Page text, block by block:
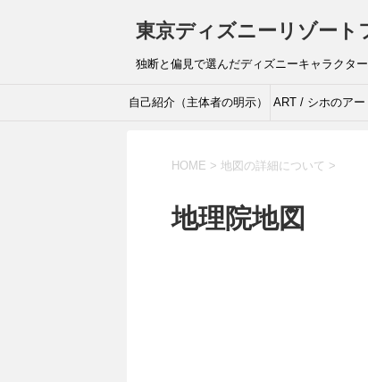
東京ディズニーリゾー
独断と偏見で選んだディズニーキャラクタ
自己紹介（主体者の明示） ART / シホのアー
HOME > 地図の詳細について >
地理院地図